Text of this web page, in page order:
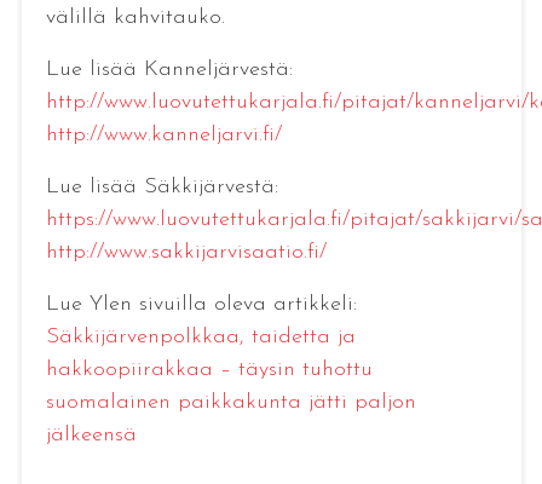
välillä kahvitauko.
Lue lisää Kanneljärvestä:
http://www.luovutettukarjala.fi/pitajat/kanneljarvi/
http://www.kanneljarvi.fi/
Lue lisää Säkkijärvestä:
https://www.luovutettukarjala.fi/pitajat/sakkijarvi/
http://www.sakkijarvisaatio.fi/
Lue Ylen sivuilla oleva artikkeli:
Säkkijärvenpolkkaa, taidetta ja
hakkoopiirakkaa – täysin tuhottu
suomalainen paikkakunta jätti paljon
jälkeensä